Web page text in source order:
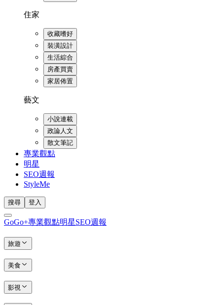
住家
收藏嗜好
裝潢設計
生活綜合
房產買賣
家居佈置
藝文
小說連載
政論人文
散文筆記
專業觀點
明星
SEO週報
StyleMe
搜尋 登入
GoGo+專業觀點明星SEO週報
旅遊
美食
影視